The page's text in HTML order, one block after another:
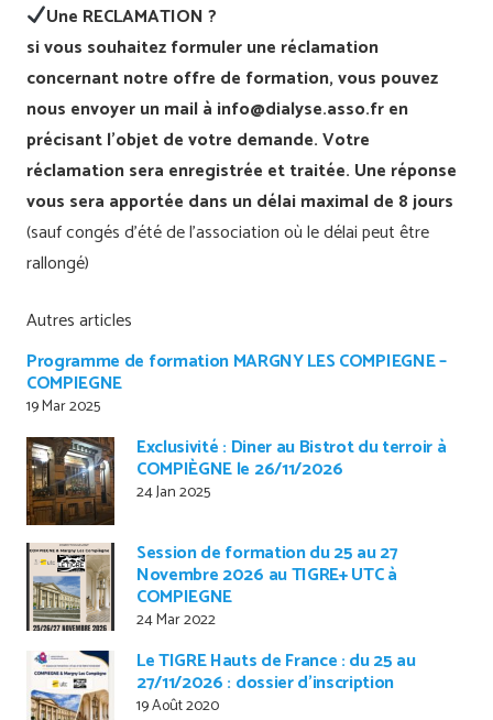
Une RECLAMATION ?
si vous souhaitez formuler une réclamation
concernant notre offre de formation, vous pouvez
nous envoyer un mail à info@dialyse.asso.fr en
précisant l’objet de votre demande. Votre
réclamation sera enregistrée et traitée. Une réponse
vous sera apportée dans un délai maximal de 8 jours
(sauf congés d’été de l’association où le délai peut être
rallongé)
Autres articles
Programme de formation MARGNY LES COMPIEGNE –
COMPIEGNE
19 Mar 2025
Exclusivité : Diner au Bistrot du terroir à
COMPIÈGNE le 26/11/2026
24 Jan 2025
Session de formation du 25 au 27
Novembre 2026 au TIGRE+ UTC à
COMPIEGNE
24 Mar 2022
Le TIGRE Hauts de France : du 25 au
27/11/2026 : dossier d’inscription
19 Août 2020